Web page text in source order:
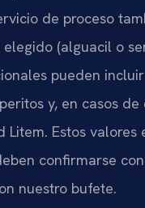
de proceso
(alguacil o
pueden
y, en casos de
Litem. Estos valores
confirmarse
nuestro bufete.